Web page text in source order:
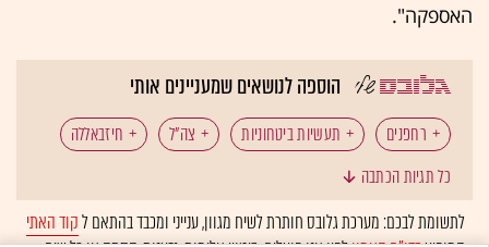
האספקה".
הוספה לנושאים שמעניינים אותי
רחפנים תעשיות ביטחוניות צה"ל חיזבאללה
כל תגיות הכתבה
לתשומת לבכם: מערכת גלובס חותרת לשיח מגוון, ענייני ומכבד בהתאם לקוד האתי